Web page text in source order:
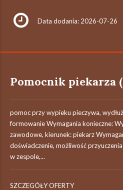
Data dodania: 2026-07-26
Pomocnik piekarza
pomoc przy wypieku pieczywa,
formowanie Wymagania konieczne:
zawodowe, kierunek: piekarz
doświadczenie, możliwość
w zespole,...
SZCZEGÓŁY OFERTY